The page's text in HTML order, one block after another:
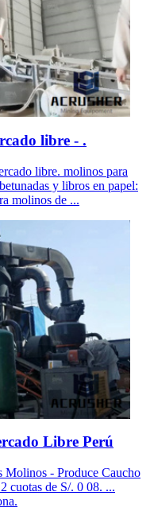
libre - .
libre. molinos para
y libros en papel:
molinos de ...
Libre Perú
Molinos - Produce Caucho
cuotas de S/. 0 08. ...